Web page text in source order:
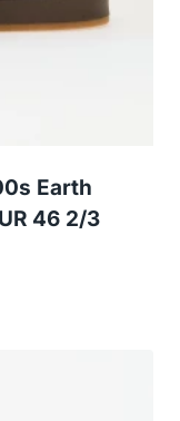
Earth
46 2/3